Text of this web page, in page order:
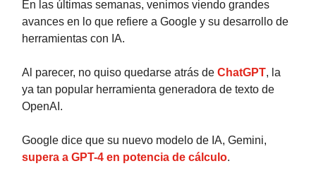
En las últimas semanas, venimos viendo grandes
avances en lo que refiere a Google y su desarrollo de
herramientas con IA.
Al parecer, no quiso quedarse atrás de ChatGPT, la
ya tan popular herramienta generadora de texto de
OpenAI.
Google dice que su nuevo modelo de IA, Gemini,
supera a GPT-4 en potencia de cálculo.